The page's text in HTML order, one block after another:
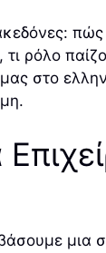
πώς
ρόλο
στο